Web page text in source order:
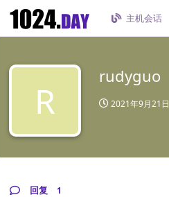
主机会话
R
rudyguo
2021年9月21日
回复 1